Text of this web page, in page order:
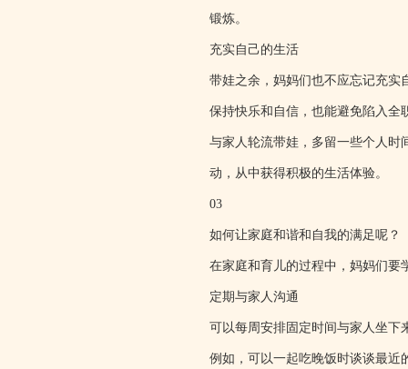
锻炼。
充实自己的生活
带娃之余，妈妈们也不应忘记充实
保持快乐和自信，也能避免陷入全
与家人轮流带娃，多留一些个人时
动，从中获得积极的生活体验。
03
如何让家庭和谐和自我的满足呢？
在家庭和育儿的过程中，妈妈们要
定期与家人沟通
可以每周安排固定时间与家人坐下
例如，可以一起吃晚饭时谈谈最近